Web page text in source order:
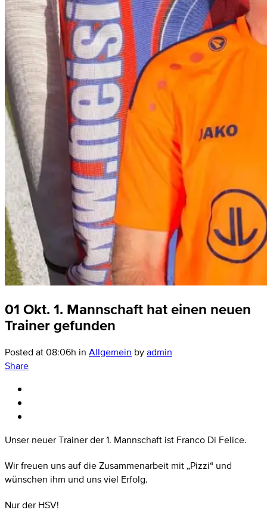
01 Okt. 1. Mannschaft hat einen neuen
Trainer gefunden
Posted at 08:06h in Allgemein byadmin
Share
Unser neuer Trainer der 1. Mannschaft ist Franco Di Felice.
Wir freuen uns auf die Zusammenarbeit mit „Pizzi“ und
wünschen ihm und uns viel Erfolg.
Nur der HSV!